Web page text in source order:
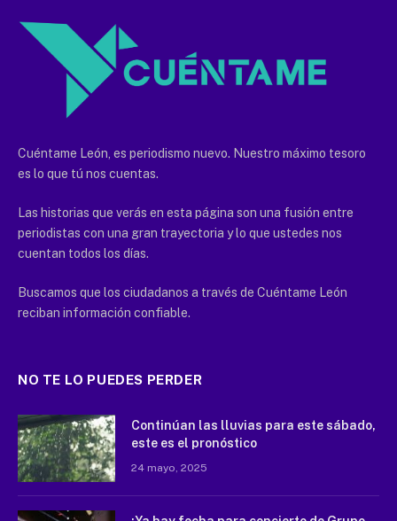
Cuéntame León, es periodismo nuevo. Nuestro máximo tesoro
es lo que tú nos cuentas.
Las historias que verás en esta página son una fusión entre
periodistas con una gran trayectoria y lo que ustedes nos
cuentan todos los días.
Buscamos que los ciudadanos a través de Cuéntame León
reciban información confiable.
NO TE LO PUEDES PERDER
Continúan las lluvias para este sábado,
este es el pronóstico
24 mayo, 2025